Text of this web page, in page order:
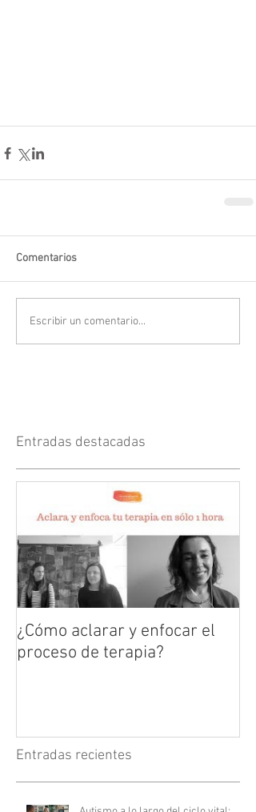
Comentarios
Escribir un comentario...
Entradas destacadas
¿Cómo aclarar y enfocar el
proceso de terapia?
Entradas recientes